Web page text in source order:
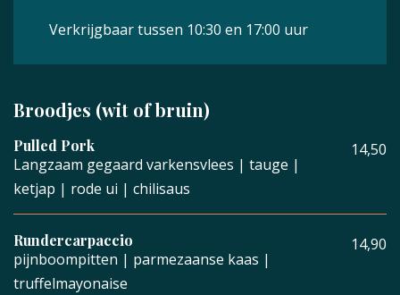
Verkrijgbaar tussen 10:30 en 17:00 uur
Broodjes (wit of bruin)
Pulled Pork 14,50
Langzaam gegaard varkensvlees | tauge |
ketjap | rode ui | chilisaus
Rundercarpaccio 14,90
pijnboompitten | parmezaanse kaas |
truffelmayonaise